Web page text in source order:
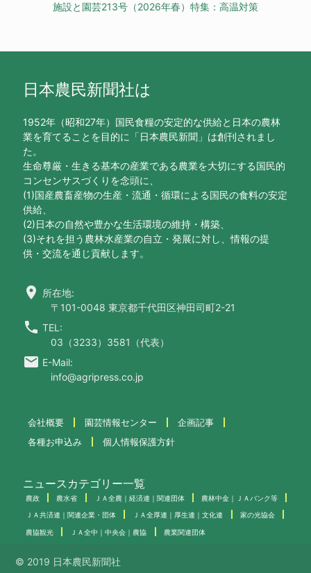
施設と園芸213号（2026年春）特集：高温対策
日本農民新聞社は
1952年（昭和27年）国民食糧の安定的な供給と日本の農林
業を育てることを目的に「日本農民新聞」は創刊されまし
た。
生命尊厳・生きる基本の産業である農業を大切にする国民的
コンセンサスづくりを念頭に、
(1)国産農畜産物の生産・流通・循環による国民の食料の安定
供給、
(2)日本の自然や豊かな生活環境の維持・構築、
(3)それを担う農林水産業の自立・発展に対し、情報の提
供・交流を通じ貢献します。
location_on 所在地:
〒101-0048 東京都千代田区神田司町2-21
call TEL:
03（3233）3581（代表）
email E-Mail:
info@agripress.co.jp
会社概要 園芸情報センター
企画記事
各種お申込み
個人情報保護方針
ニュースカテゴリー一覧
農政 農水省 ＪＡ全農｜経済連｜関連団体 農林中金｜ＪＡバンク等
ＪＡ共済連｜関連企業・団体 ＪＡ全厚連｜厚生連｜文化連 家の光協会
農協観光 ＪＡ全中｜中央会｜農協 農業関連団体
© 2019 日本農民新聞社